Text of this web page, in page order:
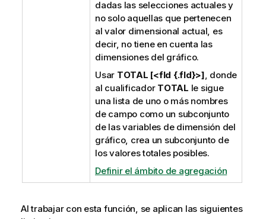
dadas las selecciones actuales y
no solo aquellas que pertenecen
al valor dimensional actual, es
decir, no tiene en cuenta las
dimensiones del gráfico.
Usar TOTAL [<fld {.fld}>], donde
al cualificador TOTAL le sigue
una lista de uno o más nombres
de campo como un subconjunto
de las variables de dimensión del
gráfico, crea un subconjunto de
los valores totales posibles.
Definir el ámbito de agregación
Al trabajar con esta función, se aplican las siguientes